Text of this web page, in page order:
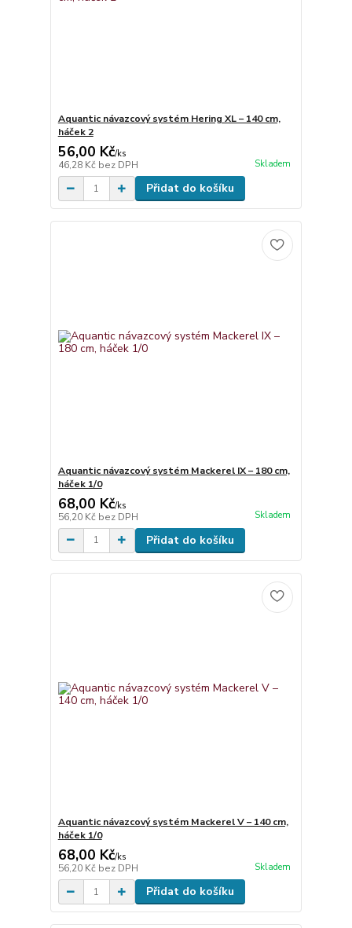
Aquantic návazcový systém Hering XL – 140 cm,
háček 2
56,00 Kč/ks
46,28 Kč bez DPH Skladem
Přidat do košíku
Aquantic návazcový systém Mackerel IX – 180 cm,
háček 1/0
68,00 Kč/ks
56,20 Kč bez DPH Skladem
Přidat do košíku
Aquantic návazcový systém Mackerel V – 140 cm,
háček 1/0
68,00 Kč/ks
56,20 Kč bez DPH Skladem
Přidat do košíku